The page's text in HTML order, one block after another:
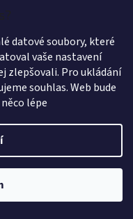
datové soubory, které
vaše nastavení
zlepšovali. Pro ukládání
souhlas. Web bude
lépe